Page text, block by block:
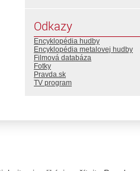
Odkazy
Encyklopédia hudby
Encyklopédia metalovej hudby
Filmová databáza
Fotky
Pravda.sk
TV program